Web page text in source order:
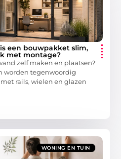
een bouwpakket slim,
met montage?
zelf maken en plaatsen?
worden tegenwoordig
rails, wielen en glazen
WONING EN TUIN